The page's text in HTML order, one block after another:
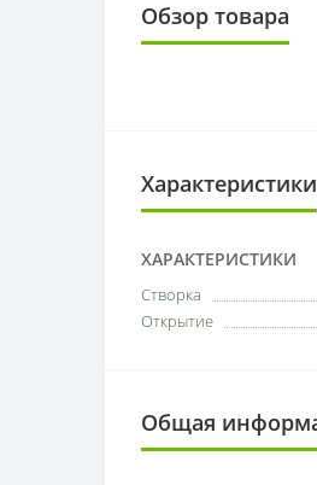
Обзор товара
Характеристики
ХАРАКТЕРИСТИКИ
Створка
Открытие
Общая